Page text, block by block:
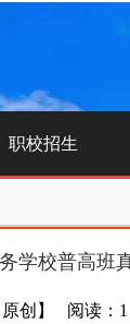
职校招生
学校普高班
原创】 阅读：1